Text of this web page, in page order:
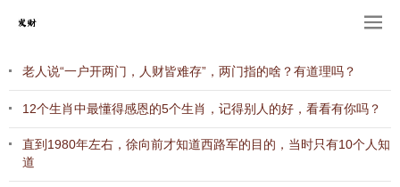
老人说“一户开两门，人财皆难存”，两门指的啥？有道理吗？
12个生肖中最懂得感恩的5个生肖，记得别人的好，看看有你吗？
直到1980年左右，徐向前才知道西路军的目的，当时只有10个人知
道